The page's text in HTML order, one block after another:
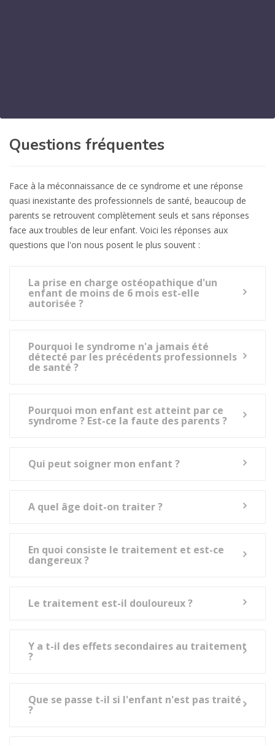
Questions fréquentes
Face à la méconnaissance de ce syndrome et une réponse
quasi inexistante des professionnels de santé, beaucoup de
parents se retrouvent complètement seuls et sans réponses
face aux troubles de leur enfant. Voici les réponses aux
questions que l'on nous posent le plus souvent :
La prise en charge ostéopathique d'un
enfant de moins de 6 mois est-elle
autorisée ?
Pourquoi le syndrome n'a jamais été
détecté par les précédents professionnels
de santé ?
Pourquoi mon enfant est atteint par ce
syndrome ? Est-ce la faute des parents ?
Qui peut soigner mon enfant ?
A quel âge doit-on traiter ?
En quoi consiste le traitement et est-ce
dangereux ?
Le traitement est-il douloureux ?
Y a t-il des effets secondaires au traitement
?
Que se passe t-il si l'enfant n'est pas traité
?